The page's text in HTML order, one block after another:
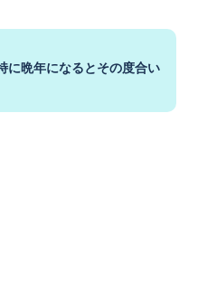
に晩年になるとその度合い